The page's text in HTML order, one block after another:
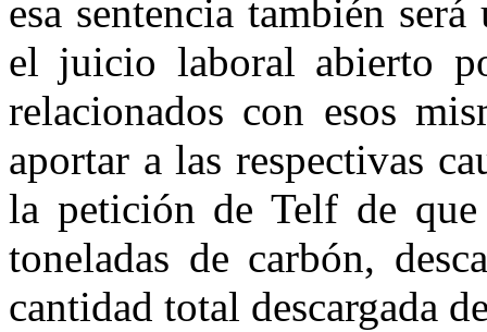
esa sentencia también
el juicio laboral abierto
relacionados con esos
aportar a las respectivas
la petición de Telf de
toneladas de carbón,
cantidad total descargada